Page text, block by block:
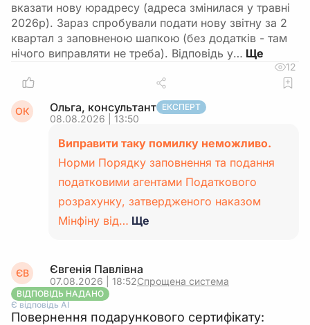
вказати нову юрадресу (адреса змінилася у травні
2026р). Зараз спробували подати нову звітну за 2
квартал з заповненою шапкою (без додатків - там
нічого виправляти не треба). Відповідь у…
12
ОК Ольга, консультант ЕКСПЕРТ
08.08.2026 | 13:50
Виправити таку помилку неможливо.
Норми Порядку заповнення та подання
податковими агентами Податкового
розрахунку, затвердженого наказом
Мінфіну від… Ще
ЄВ Євгенія Павлівна
07.08.2026 | 18:52Спрощена система
ВІДПОВІДЬ НАДАНО
Є відповідь АІ
Повернення подарункового сертифікату: